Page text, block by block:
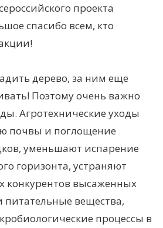
проекта
спасибо всем, кто
дерево, за ним еще
Поэтому очень важно
Агротехнические уходы
почвы и поглощение
уменьшают испарение
горизонта, устраняют
конкурентов высаженных
питательные вещества,
процессы в